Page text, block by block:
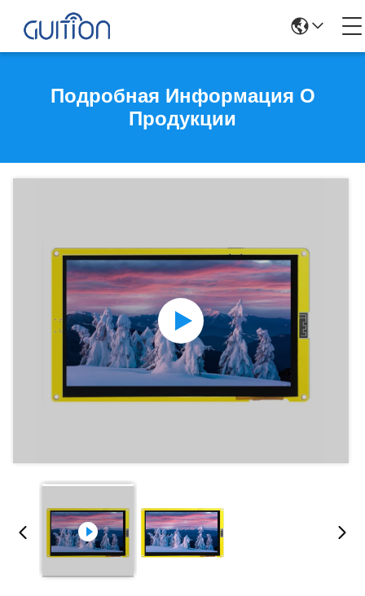
Подробная Информация О
Продукции